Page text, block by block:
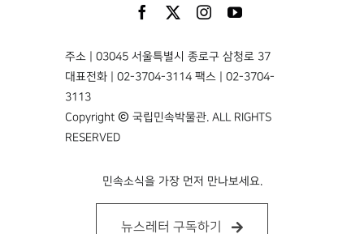
주소 | 03045 서울특별시 종로구 삼청로 37
대표전화 | 02-3704-3114 팩스 | 02-3704-
3113
Copyright © 국립민속박물관. ALL RIGHTS
RESERVED
민속소식을 가장 먼저 만나보세요.
뉴스레터 구독하기